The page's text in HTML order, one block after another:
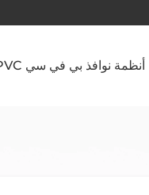
أنظمة نوافذ بي في سي PVC